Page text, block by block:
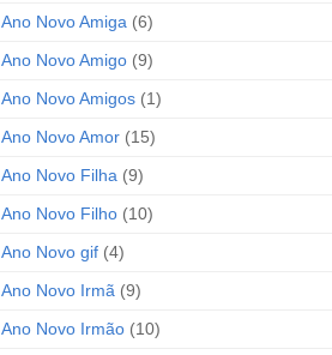
Ano Novo Amiga (6)
Ano Novo Amigo (9)
Ano Novo Amigos (1)
Ano Novo Amor (15)
Ano Novo Filha (9)
Ano Novo Filho (10)
Ano Novo gif (4)
Ano Novo Irmã (9)
Ano Novo Irmão (10)